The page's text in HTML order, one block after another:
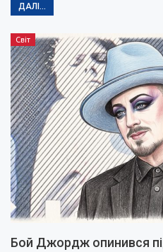
ДАЛІ...
Світ
Бой Джордж опинився